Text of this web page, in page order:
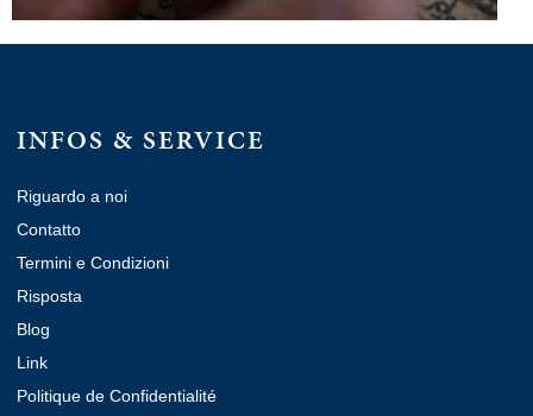
INFOS & SERVICE
Riguardo a noi
Contatto
Termini e Condizioni
Risposta
Blog
Link
Politique de Confidentialité